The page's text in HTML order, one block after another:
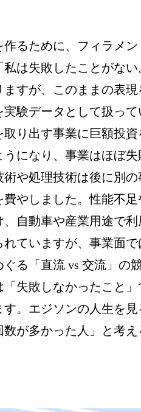
るために、フィラメ
は失敗したことがな
すが、このままの表
験データとして扱っ
り出す事業に巨額投
になり、事業はほぼ
や処理技術は後に別
やしました。性能不
自動車や産業用途で
ていますが、事業面
る「直流 vs 交流」の
失敗しなかったこと
。エジソンの人生を
が多かった人」と考え